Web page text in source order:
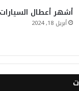
أشهر أعطال
أبريل 18, 2024